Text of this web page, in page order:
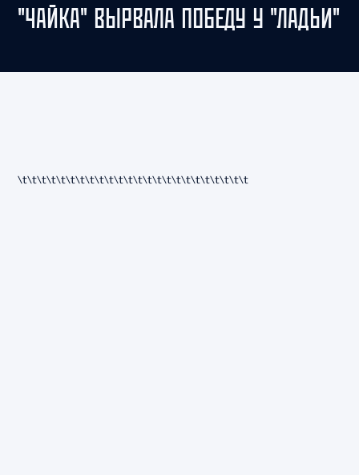
"ЧАЙКА" ВЫРВАЛА ПОБЕДУ У "ЛАДЬИ"
\t\t\t\t\t\t\t\t\t\t\t\t\t\t\t\t\t\t\t\t\t\t\t\t